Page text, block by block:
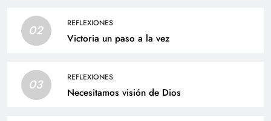
02 REFLEXIONES
Victoria un paso a la vez
03 REFLEXIONES
Necesitamos visión de Dios